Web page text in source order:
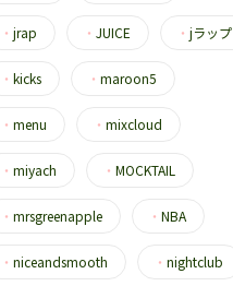
・ jrap ・ JUICE ・ jラップ
・ kicks ・ maroon5
・ menu ・ mixcloud
・ miyach ・ MOCKTAIL
・ mrsgreenapple ・ NBA
・ niceandsmooth ・ nightclub